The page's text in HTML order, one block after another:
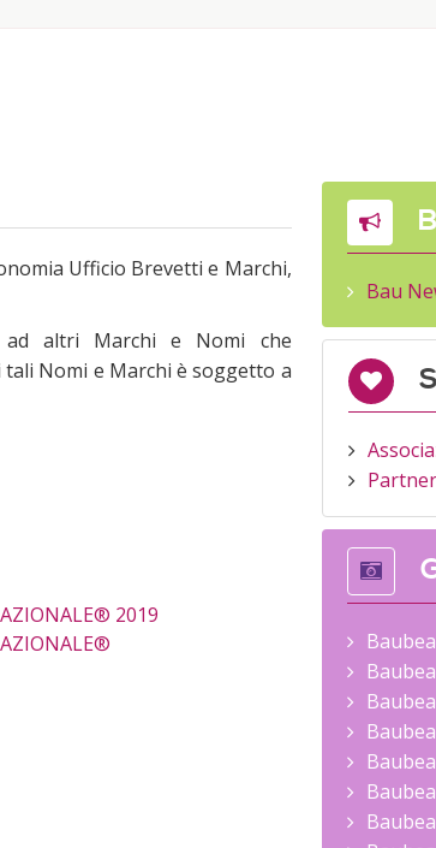
Ufficio Brevetti e Marchi,
ad altri Marchi e Nomi che
Nomi e Marchi è soggetto a
2019
Bau